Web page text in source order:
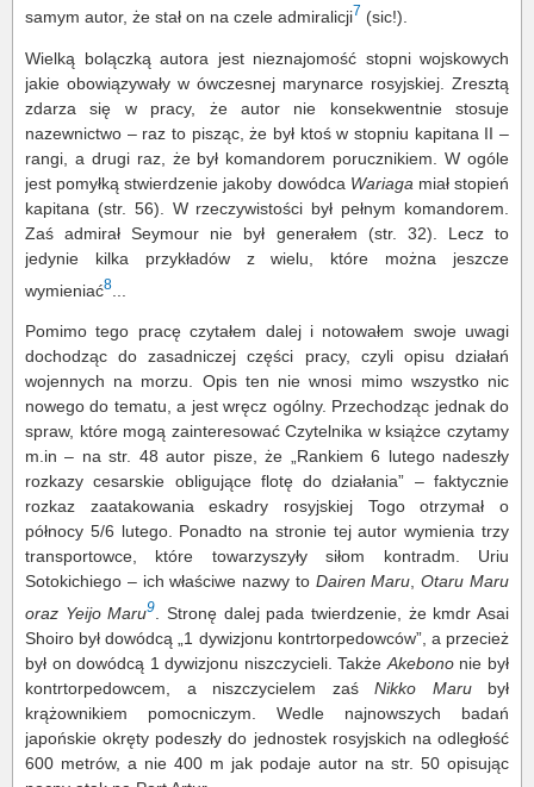
samym autor, że stał on na czele admiralicji7 (sic!).
Wielką bolączką autora jest nieznajomość stopni wojskowych
jakie obowiązywały w ówczesnej marynarce rosyjskiej. Zresztą
zdarza się w pracy, że autor nie konsekwentnie stosuje
nazewnictwo – raz to pisząc, że był ktoś w stopniu kapitana II –
rangi, a drugi raz, że był komandorem porucznikiem. W ogóle
jest pomyłką stwierdzenie jakoby dowódca Wariaga miał stopień
kapitana (str. 56). W rzeczywistości był pełnym komandorem.
Zaś admirał Seymour nie był generałem (str. 32). Lecz to
jedynie kilka przykładów z wielu, które można jeszcze
wymieniać8
Pomimo tego pracę czytałem dalej i notowałem swoje uwagi
dochodząc do zasadniczej części pracy, czyli opisu działań
wojennych na morzu. Opis ten nie wnosi mimo wszystko nic
nowego do tematu, a jest wręcz ogólny. Przechodząc jednak do
spraw, które mogą zainteresować Czytelnika w książce czytamy
m.in – na str. 48 autor pisze, że „Rankiem 6 lutego nadeszły
rozkazy cesarskie obligujące flotę do działania” – faktycznie
rozkaz zaatakowania eskadry rosyjskiej Togo otrzymał o
północy 5/6 lutego. Ponadto na stronie tej autor wymienia trzy
transportowce, które towarzyszyły siłom kontradm. Uriu
Sotokichiego – ich właściwe nazwy to Dairen Maru, Otaru Maru
oraz Yeijo Maru9
. Stronę dalej pada twierdzenie, że kmdr Asai
Shoiro był dowódcą „1 dywizjonu kontrtorpedowców”, a przecież
był on dowódcą 1 dywizjonu niszczycieli. Także Akebono nie był
kontrtorpedowcem, a niszczycielem zaś Nikko Marubył
krążownikiem pomocniczym. Wedle najnowszych badań
japońskie okręty podeszły do jednostek rosyjskich na odległość
600 metrów, a nie 400 m jak podaje autor na str. 50 opisując